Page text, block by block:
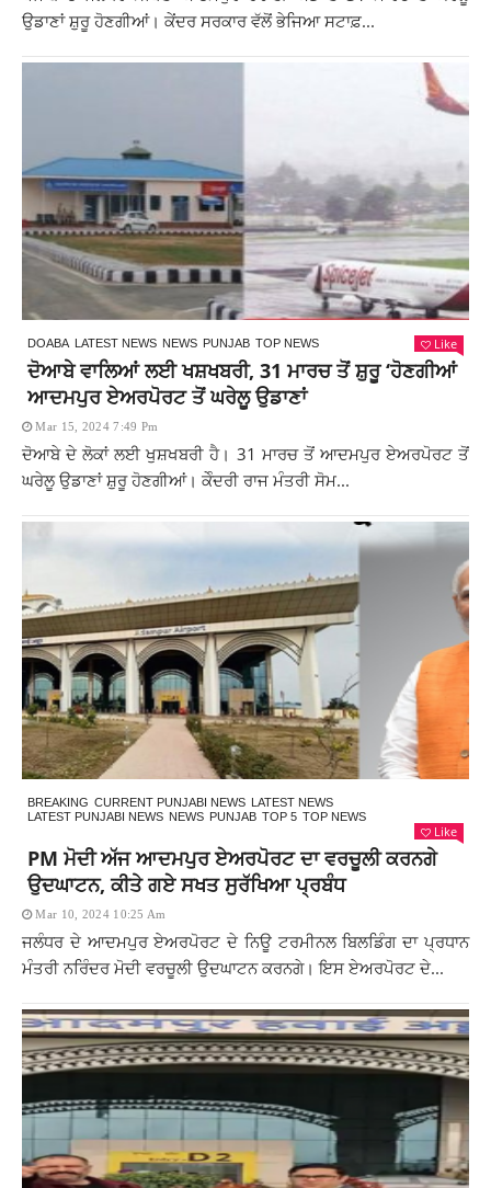
ਉਡਾਣਾਂ ਸ਼ੁਰੂ ਹੋਣਗੀਆਂ। ਕੇਂਦਰ ਸਰਕਾਰ ਵੱਲੋਂ ਭੇਜਿਆ ਸਟਾਫ਼...
DOABA LATEST NEWS NEWS PUNJAB TOP NEWS Like
ਦੋਆਬੇ ਵਾਲਿਆਂ ਲਈ ਖਸ਼ਖਬਰੀ, 31 ਮਾਰਚ ਤੋਂ ਸ਼ੁਰੂ ‘ਹੋਣਗੀਆਂ
ਆਦਮਪੁਰ ਏਅਰਪੋਰਟ ਤੋਂ ਘਰੇਲੂ ਉਡਾਣਾਂ
Mar 15, 2024 7:49 Pm
ਦੋਆਬੇ ਦੇ ਲੋਕਾਂ ਲਈ ਖੁਸ਼ਖਬਰੀ ਹੈ। 31 ਮਾਰਚ ਤੋਂ ਆਦਮਪੁਰ ਏਅਰਪੋਰਟ ਤੋਂ
ਘਰੇਲੂ ਉਡਾਣਾਂ ਸ਼ੁਰੂ ਹੋਣਗੀਆਂ। ਕੇੰਦਰੀ ਰਾਜ ਮੰਤਰੀ ਸੋਮ...
BREAKING CURRENT PUNJABI NEWS LATEST NEWS
LATEST PUNJABI NEWS NEWS PUNJAB TOP 5 TOP NEWS
Like
PM ਮੋਦੀ ਅੱਜ ਆਦਮਪੁਰ ਏਅਰਪੋਰਟ ਦਾ ਵਰਚੂਲੀ ਕਰਨਗੇ
ਉਦਘਾਟਨ, ਕੀਤੇ ਗਏ ਸਖਤ ਸੁਰੱਖਿਆ ਪ੍ਰਬੰਧ
Mar 10, 2024 10:25 Am
ਜਲੰਧਰ ਦੇ ਆਦਮਪੁਰ ਏਅਰਪੋਰਟ ਦੇ ਨਿਊ ਟਰਮੀਨਲ ਬਿਲਡਿੰਗ ਦਾ ਪ੍ਰਧਾਨ
ਮੰਤਰੀ ਨਰਿੰਦਰ ਮੋਦੀ ਵਰਚੂਲੀ ਉਦਘਾਟਨ ਕਰਨਗੇ। ਇਸ ਏਅਰਪੋਰਟ ਦੇ...